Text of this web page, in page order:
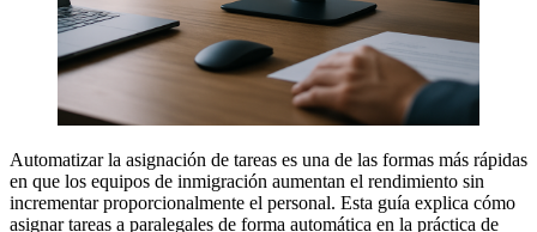
Automatizar la asignación de tareas es una de las formas más rápidas
en que los equipos de inmigración aumentan el rendimiento sin
incrementar proporcionalmente el personal. Esta guía explica cómo
asignar tareas a paralegales de forma automática en la práctica de